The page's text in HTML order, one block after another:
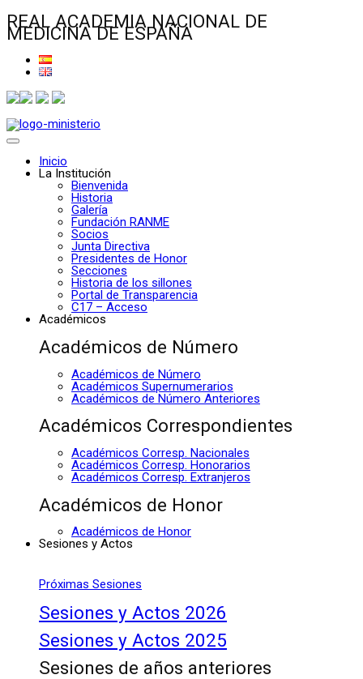
REAL ACADEMIA NACIONAL DE
MEDICINA DE ESPAÑA
Inicio
La Institución
Bienvenida
Historia
Galería
Fundación RANME
Socios
Junta Directiva
Presidentes de Honor
Secciones
Historia de los sillones
Portal de Transparencia
C17 – Acceso
Académicos
Académicos de Número
Académicos de Número
Académicos Supernumerarios
Académicos de Número Anteriores
Académicos Correspondientes
Académicos Corresp. Nacionales
Académicos Corresp. Honorarios
Académicos Corresp. Extranjeros
Académicos de Honor
Académicos de Honor
Sesiones y Actos
Próximas Sesiones
Sesiones y Actos 2026
Sesiones y Actos 2025
Sesiones de años anteriores